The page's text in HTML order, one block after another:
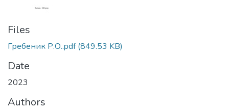
Files
Гребеник Р.О..pdf(849.53 KB)
Date
2023
Authors